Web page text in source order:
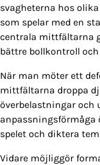
svagheterna hos
som spelar med en
centrala mittfältarna
bättre bollkontroll
När man möter ett
mittfältarna droppa
överbelastningar och
anpassningsförmåga
spelet och diktera
Vidare möjliggör